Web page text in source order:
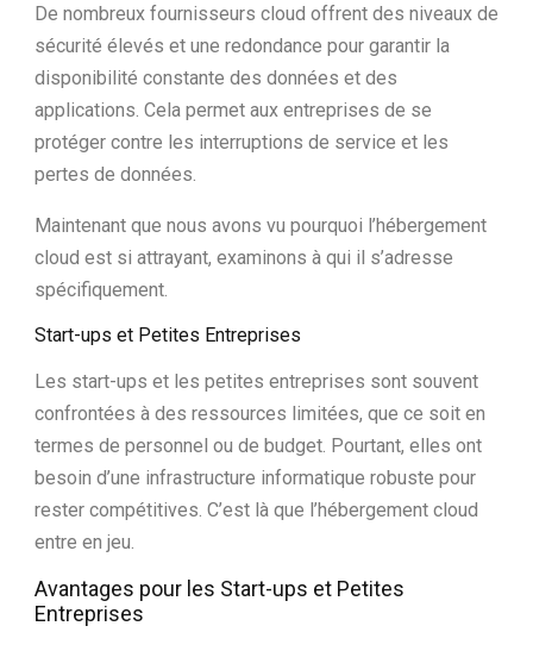
De nombreux fournisseurs cloud offrent des niveaux de
sécurité élevés et une redondance pour garantir la
disponibilité constante des données et des
applications. Cela permet aux entreprises de se
protéger contre les interruptions de service et les
pertes de données.
Maintenant que nous avons vu pourquoi l’hébergement
cloud est si attrayant, examinons à qui il s’adresse
spécifiquement.
Start-ups et Petites Entreprises
Les start-ups et les petites entreprises sont souvent
confrontées à des ressources limitées, que ce soit en
termes de personnel ou de budget. Pourtant, elles ont
besoin d’une infrastructure informatique robuste pour
rester compétitives. C’est là que l’hébergement cloud
entre en jeu.
Avantages pour les Start-ups et Petites
Entreprises